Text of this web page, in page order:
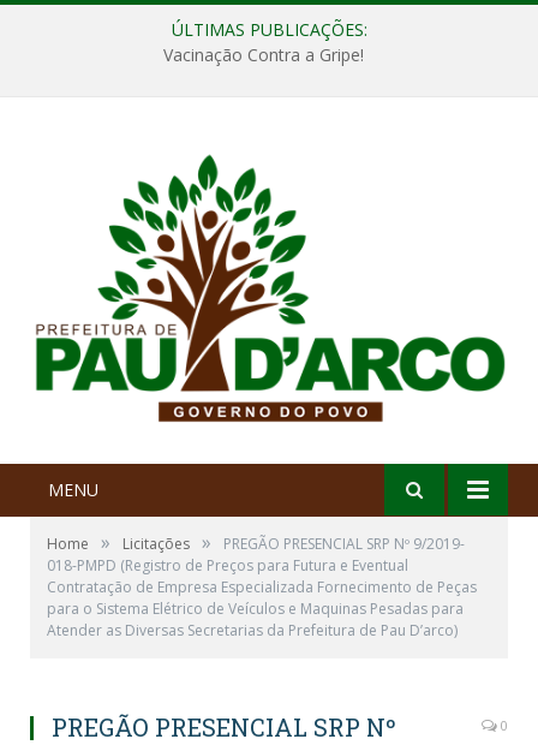
ÚLTIMAS PUBLICAÇÕES:
Vacinação Contra a Gripe!
MENU
Home » Licitações »
PREGÃO PRESENCIAL SRP Nº 9/2019-
018-PMPD (Registro de Preços para Futura e Eventual
Contratação de Empresa Especializada Fornecimento de Peças
para o Sistema Elétrico de Veículos e Maquinas Pesadas para
Atender as Diversas Secretarias da Prefeitura de Pau D’arco)
PREGÃO PRESENCIAL SRP Nº
0